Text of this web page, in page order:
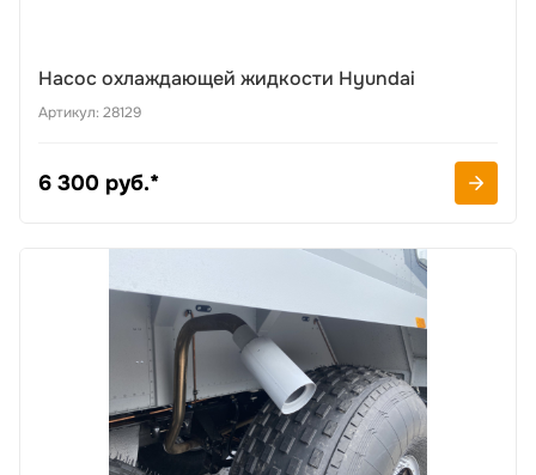
Насос охлаждающей жидкости Hyundai
Артикул: 28129
6 300 руб.*